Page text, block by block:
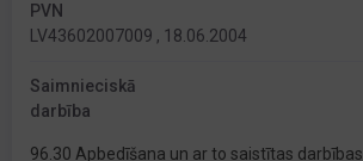
PVN
LV43602007009 , 18.06.2004
Saimnieciskā
darbība
96.30 Apbedīšana un ar to saistītas darbības